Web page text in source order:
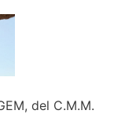
del C.M.M.